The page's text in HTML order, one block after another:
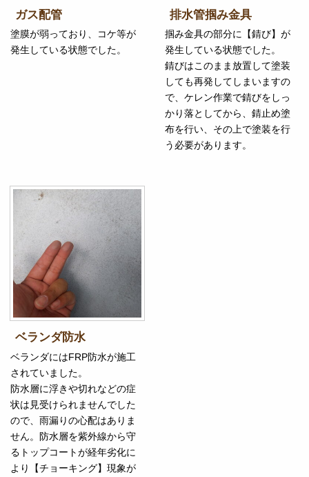
ガス配管
塗膜が弱っており、コケ等が
発生している状態でした。
排水管掴み金具
掴み金具の部分に【錆び】が
発生している状態でした。
錆びはこのまま放置して塗装
しても再発してしまいますの
で、ケレン作業で錆びをしっ
かり落としてから、錆止め塗
布を行い、その上で塗装を行
う必要があります。
ベランダ防水
ベランダにはFRP防水が施工
されていました。
防水層に浮きや切れなどの症
状は見受けられませんでした
ので、雨漏りの心配はありま
せん。防水層を紫外線から守
るトップコートが経年劣化に
より【チョーキング】現象が